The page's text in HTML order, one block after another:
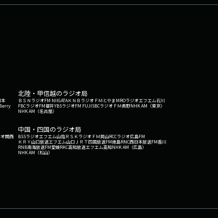
本
北陸・甲信越のラジオ局
ＢＳＮラジオFM NIIGATAＫＮＢラジオ ＦＭとやまMROラジオエフエム石川
FBCラジオFM福井YBSラジオFM FUJISBCラジオ ＦＭ長野NHK AM（東京）
NHK AM（名古屋）
関西
中国・四国のラジオ局
BSSラジオエフエム山陰ＲＳＫラジオ ＦＭ岡山RCCラジオ広島FM
ＫＲＹ山口放送エフエム山口 ＪＲＴ四国放送FM徳島RNC西日本放送FM香川
RNB南海放送FM愛媛RKC高知放送エフエム高知NHK AM（広島）
NHK AM（松山）